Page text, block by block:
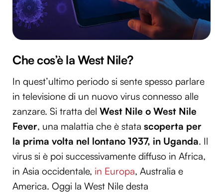
Che cos’è la West Nile?
In quest’ultimo periodo si sente spesso parlare
in televisione di un nuovo virus connesso alle
zanzare. Si tratta del West Nile o West Nile
Fever, una malattia che è stata scoperta per
la prima volta nel lontano 1937, in Uganda. Il
virus si è poi successivamente diffuso in Africa,
in Asia occidentale, in Europa, Australia e
America. Oggi la West Nile desta